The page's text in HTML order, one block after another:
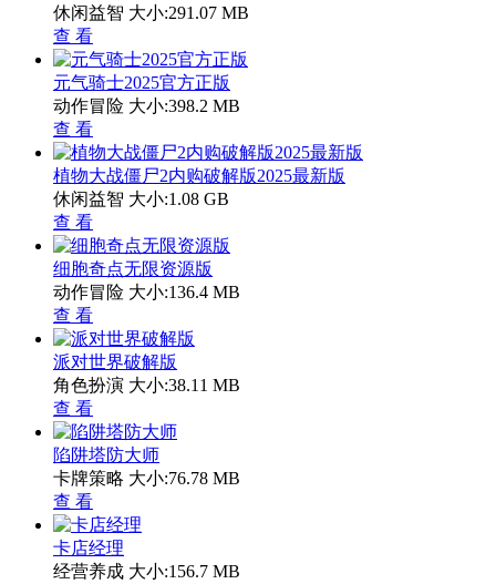
休闲益智 大小:291.07 MB
查 看
元气骑士2025官方正版
动作冒险 大小:398.2 MB
查 看
植物大战僵尸2内购破解版2025最新版
休闲益智 大小:1.08 GB
查 看
细胞奇点无限资源版
动作冒险 大小:136.4 MB
查 看
派对世界破解版
角色扮演 大小:38.11 MB
查 看
陷阱塔防大师
卡牌策略 大小:76.78 MB
查 看
卡店经理
经营养成 大小:156.7 MB